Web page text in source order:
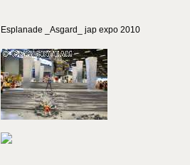
Esplanade _Asgard_ jap expo 2010